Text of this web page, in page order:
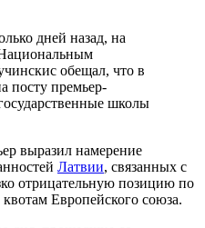
дней назад, на
обещал, что в
посту премьер-
школы
выразил намерение
Латвии, связанных с
отрицательную позицию по
Европейского союза.